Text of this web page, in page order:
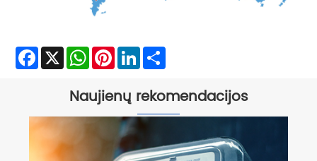
Facebook
X WhatsApp
Pinterest
LinkedIn
Naujienų rekomendacijos